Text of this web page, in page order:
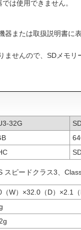
は使用できません。
器または取扱説明書に
ませんので、SDメモリ
32G
スピードクラス3、
（W）×32.0（D）×2.1